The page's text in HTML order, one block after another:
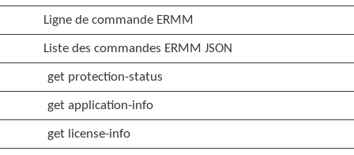
Ligne de commande ERMM
Liste des commandes ERMM JSON
get protection-status
get application-info
get license-info